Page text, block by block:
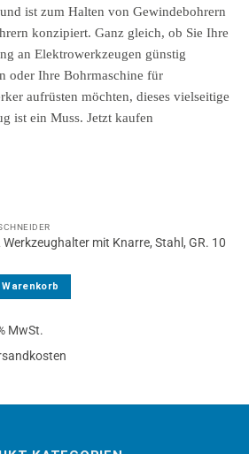
Werkzeughalter mit Knarre, Stahl, GR. 10
Warenkorb
MwSt.